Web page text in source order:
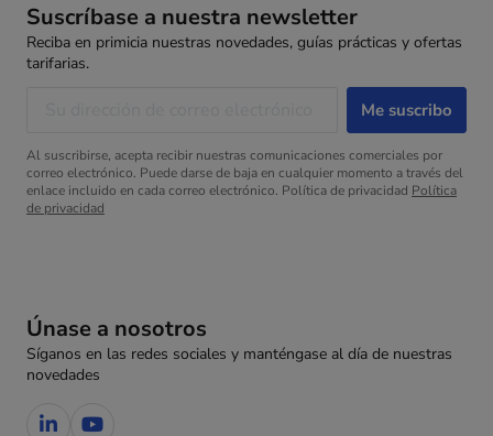
Únase a nosotros
Síganos en las redes sociales y manténgase al día de nuestras
novedades
Suscríbase a nuestra newsletter
Reciba en primicia nuestras novedades, guías prácticas y ofertas
tarifarias.
Al suscribirse, acepta recibir nuestras comunicaciones comerciales por
correo electrónico. Puede darse de baja en cualquier momento a través del
enlace incluido en cada correo electrónico. Política de privacidad Política
de privacidad